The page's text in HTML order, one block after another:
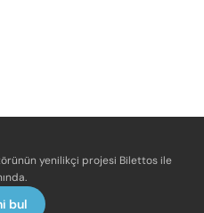
yenilikçi projesi Bilettos ile
bul